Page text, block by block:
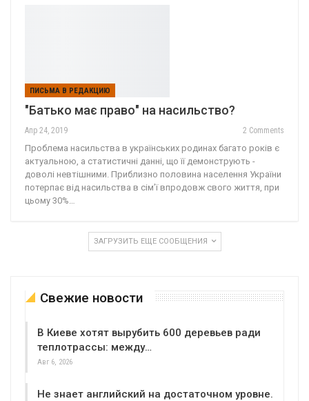
ПИСЬМА В РЕДАКЦИЮ
"Батько має право" на насильство?
Апр 24, 2019 2 Comments
Проблема насильства в українських родинах багато років є
актуальною, а статистичні данні, що її демонструють -
доволі невтішними. Приблизно половина населення України
потерпає від насильства в сім’ї впродовж свого життя, при
цьому 30%…
ЗАГРУЗИТЬ ЕЩЕ СООБЩЕНИЯ
Свежие новости
В Киеве хотят вырубить 600 деревьев ради
теплотрассы: между…
Авг 6, 2026
Не знает английский на достаточном уровне.